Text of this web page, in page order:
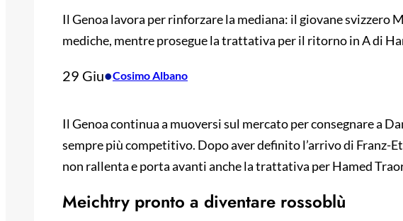
Il Genoa lavora per rinforzare la mediana: il giovane svizzero
mediche, mentre prosegue la trattativa per il ritorno in A di
29 Giu•Cosimo Albano
Il Genoa continua a muoversi sul mercato per consegnare a
sempre più competitivo. Dopo aver definito l’arrivo di Franz-
non rallenta e porta avanti anche la trattativa per Hamed
Meichtry pronto a diventare rossoblù